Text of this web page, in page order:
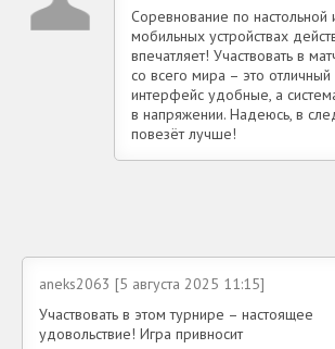
Соревнование по настольной
мобильных устройствах
впечатляет! Участвовать в
со всего мира – это отличный
интерфейс удобные, а
в напряжении. Надеюсь, в
повезёт лучше!
aneks2063 [5 августа 2025 11:15]
Участвовать в этом турнире – настоящее
удовольствие! Игра привносит